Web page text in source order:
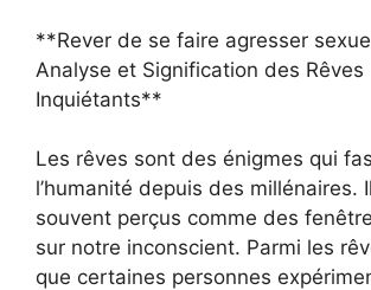
**Rever de se faire agresser
Analyse et Signification des Rêves
Inquiétants**
Les rêves sont des énigmes qui
l’humanité depuis des millénaires.
souvent perçus comme des
sur notre inconscient. Parmi les
que certaines personnes